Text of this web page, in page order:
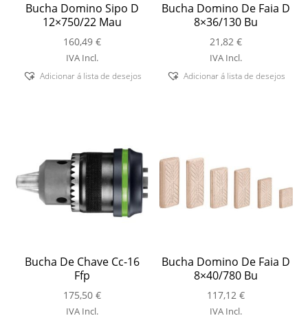
Bucha Domino Sipo D
12×750/22 Mau
160,49 €
IVA Incl.
Adicionar á lista de desejos
Bucha Domino De Faia D
8×36/130 Bu
21,82€
IVA Incl.
Adicionar á lista de desejos
Bucha De Chave Cc-16
Ffp
175,50 €
IVA Incl.
Bucha Domino De Faia D
8×40/780 Bu
117,12€
IVA Incl.